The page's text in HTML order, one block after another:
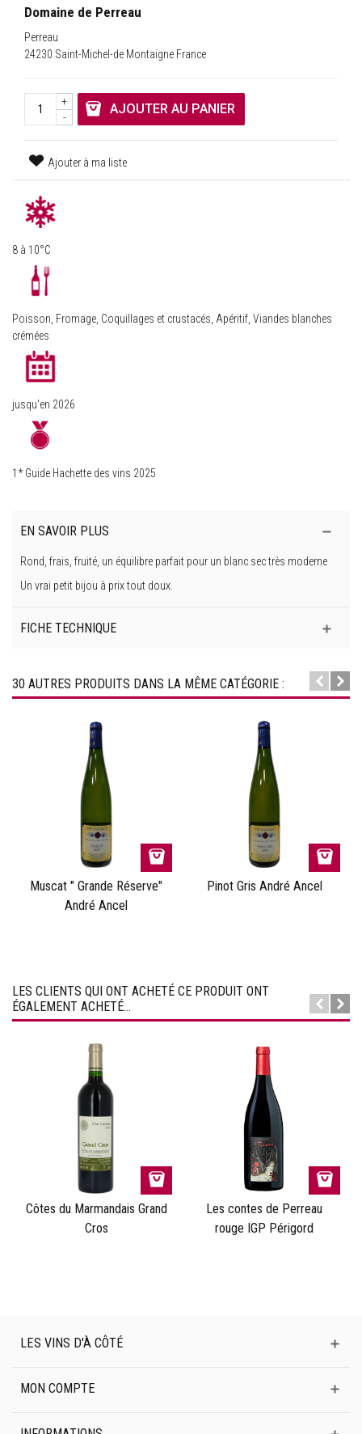
Domaine de Perreau
Perreau
24230 Saint-Michel-de Montaigne France
-
+ AJOUTER AU PANIER
Ajouter à ma liste
8 à 10°C
Poisson, Fromage, Coquillages et crustacés, Apéritif, Viandes blanches
crémées
jusqu'en 2026
1* Guide Hachette des vins 2025
EN SAVOIR PLUS
Rond, frais, fruité, un équilibre parfait pour un blanc sec très moderne
Un vrai petit bijou à prix tout doux.
FICHE TECHNIQUE
30 AUTRES PRODUITS DANS LA MÊME CATÉGORIE :
Muscat " Grande Réserve"
André Ancel
Pinot Gris André Ancel
LES CLIENTS QUI ONT ACHETÉ CE PRODUIT ONT
ÉGALEMENT ACHETÉ...
Côtes du Marmandais Grand
Cros
Les contes de Perreau
rouge IGP Périgord
LES VINS D'À CÔTÉ
MON COMPTE